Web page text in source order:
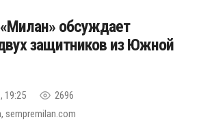
обсуждает
защитников из Южной
19:25
2696
sempremilan.com